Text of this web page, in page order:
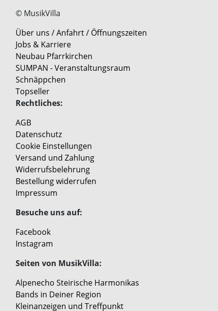
© MusikVilla
Über uns / Anfahrt / Öffnungszeiten
Jobs & Karriere
Neubau Pfarrkirchen
SUMPAN - Veranstaltungsraum
Schnäppchen
Topseller
Rechtliches:
AGB
Datenschutz
Cookie Einstellungen
Versand und Zahlung
Widerrufsbelehrung
Bestellung widerrufen
Impressum
Besuche uns auf:
Facebook
Instagram
Seiten von MusikVilla:
Alpenecho Steirische Harmonikas
Bands in Deiner Region
Kleinanzeigen und Treffpunkt